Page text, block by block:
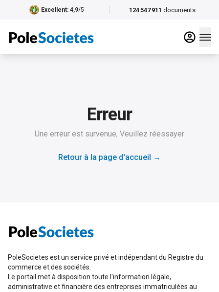
124 547 911 documents
Excellent: 4,9/5
Erreur
Une erreur est survenue, Veuillez réessayer
Retour à la page d'accueil →
PoleSocietes est un service privé et indépendant du Registre du
commerce et des sociétés.
Le portail met à disposition toute l'information légale,
administrative et financière des entreprises immatriculées au